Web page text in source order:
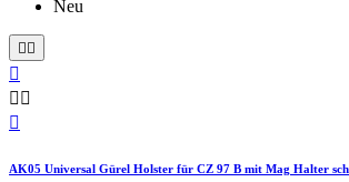
Neu
 

 

AK05 Universal Gürel Holster für CZ 97 B mit Mag Halter